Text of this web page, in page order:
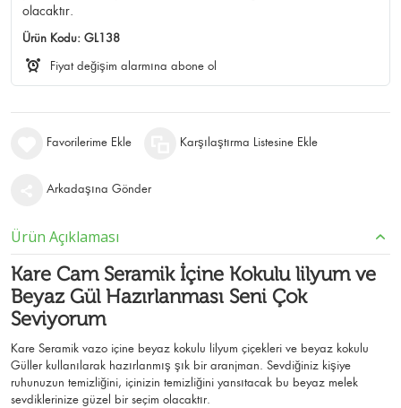
olacaktır.
Ürün Kodu: GL138
Fiyat değişim alarmına abone ol
Favorilerime Ekle Karşılaştırma Listesine Ekle
Arkadaşına Gönder
Ürün Açıklaması
Kare Cam Seramik İçine Kokulu lilyum ve
Beyaz Gül Hazırlanması Seni Çok
Seviyorum
Kare Seramik vazo içine beyaz kokulu lilyum çiçekleri ve beyaz kokulu
Güller kullanılarak hazırlanmış şık bir aranjman. Sevdiğiniz kişiye
ruhunuzun temizliğini, içinizin temizliğini yansıtacak bu beyaz melek
sevdiklerinize güzel bir seçim olacaktır.